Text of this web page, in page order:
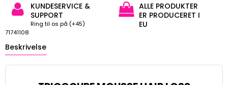
KUNDESERVICE &
SUPPORT
Ring til os på (+45)
71741108
ALLE PRODUKTER
ER PRODUCERET I
EU
Beskrivelse